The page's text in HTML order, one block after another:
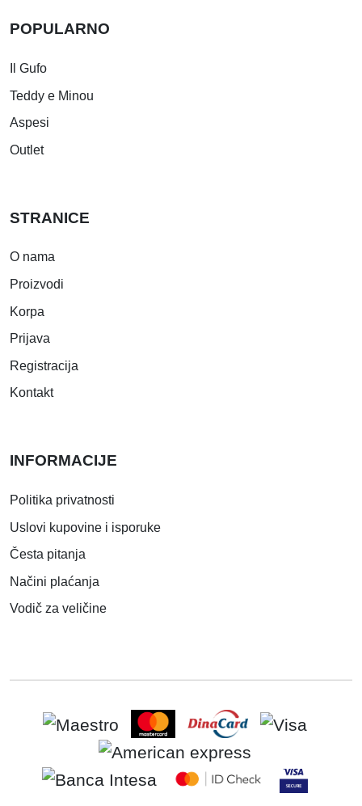
POPULARNO
Il Gufo
Teddy e Minou
Aspesi
Outlet
STRANICE
O nama
Proizvodi
Korpa
Prijava
Registracija
Kontakt
INFORMACIJE
Politika privatnosti
Uslovi kupovine i isporuke
Česta pitanja
Načini plaćanja
Vodič za veličine